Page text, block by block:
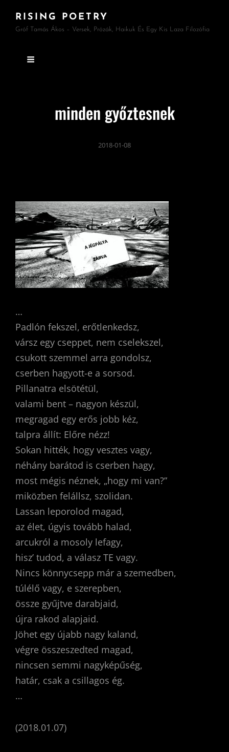
RISING POETRY
Gróf Tamás Ákos – Versek, Prózák, Haikuk És Egy Kis Laza Filozófia
minden győztesnek
2018-01-08
…
Padlón fekszel, erőtlenkedsz,
vársz egy cseppet, nem cselekszel,
csukott szemmel arra gondolsz,
cserben hagyott-e a sorsod.
Pillanatra elsötétül,
valami bent – nagyon készül,
megragad egy erős jobb kéz,
talpra állít: Előre nézz!
Sokan hitték, hogy vesztes vagy,
néhány barátod is cserben hagy,
most mégis néznek, „hogy mi van?”
miközben felállsz, szolidan.
Lassan leporolod magad,
az élet, úgyis tovább halad,
arcukról a mosoly lefagy,
hisz’ tudod, a válasz TE vagy.
Nincs könnycsepp már a szemedben,
túlélő vagy, e szerepben,
össze gyűjtve darabjaid,
újra rakod alapjaid.
Jöhet egy újabb nagy kaland,
végre összeszedted magad,
nincsen semmi nagyképűség,
határ, csak a csillagos ég.
…
(2018.01.07)